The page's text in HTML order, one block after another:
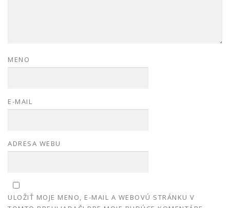
MENO
E-MAIL
ADRESA WEBU
ULOŽIŤ MOJE MENO, E-MAIL A WEBOVÚ STRÁNKU V